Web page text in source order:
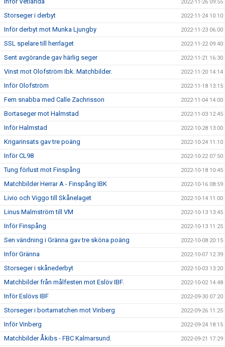
2022-11-26 09:55
Storseger i derbyt 2022-11-24 10:10
Inför derbyt mot Munka Ljungby 2022-11-23 06:00
SSL spelare till herrlaget 2022-11-22 09:40
Sent avgörande gav härlig seger 2022-11-21 16:30
Vinst mot Olofström Ibk. Matchbilder. 2022-11-20 14:14
Inför Olofström 2022-11-18 13:15
Fem snabba med Calle Zachrisson 2022-11-04 14:00
Bortaseger mot Halmstad 2022-11-03 12:45
Inför Halmstad 2022-10-28 13:00
Krigarinsats gav tre poäng 2022-10-24 11:10
Inför CL98 2022-10-22 07:50
Tung förlust mot Finspång 2022-10-18 10:45
Matchbilder Herrar A - Finspång IBK 2022-10-16 08:59
Livio och Viggo till Skånelaget 2022-10-14 11:00
Linus Malmström till VM 2022-10-13 13:45
Inför Finspång 2022-10-13 11:25
Sen vändning i Gränna gav tre sköna poäng 2022-10-08 20:15
Inför Gränna 2022-10-07 12:39
Storseger i skånederbyt 2022-10-03 13:20
Matchbilder från målfesten mot Eslöv IBF. 2022-10-02 14:48
Inför Eslövs IBF 2022-09-30 07:20
Storseger i bortamatchen mot Vinberg 2022-09-26 11:25
Inför Vinberg 2022-09-24 18:15
Matchbilder Åkibs - FBC Kalmarsund. 2022-09-21 17:29